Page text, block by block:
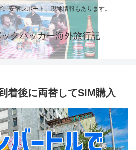
安宿レポート、現地情報もあります。
クパッカー海外旅行記
着後に両替してSIM購入